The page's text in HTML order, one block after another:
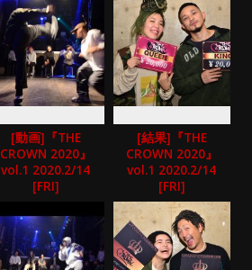
[動画]『THE
CROWN 2020』
vol.1 2020.2/14
[FRI]
[結果]『THE
CROWN 2020』
vol.1 2020.2/14
[FRI]